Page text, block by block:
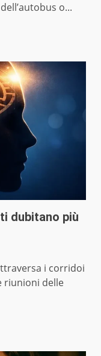
o...
dubitano più
i corridoi
riunioni delle